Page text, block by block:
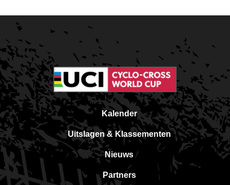
Kalender
Uitslagen & Klassementen
Nieuws
Partners